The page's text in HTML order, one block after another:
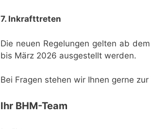
7. Inkrafttreten
Die neuen Regelungen gelten ab
bis März 2026 ausgestellt werden.
Bei Fragen stehen wir Ihnen gerne
Ihr BHM-Team